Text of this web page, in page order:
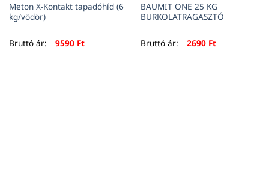
Meton X-Kontakt tapadóhíd (6
kg/vödör)
Bruttó ár: 9590 Ft
BAUMIT ONE 25 KG
BURKOLATRAGASZTÓ
Bruttó ár: 2690 Ft